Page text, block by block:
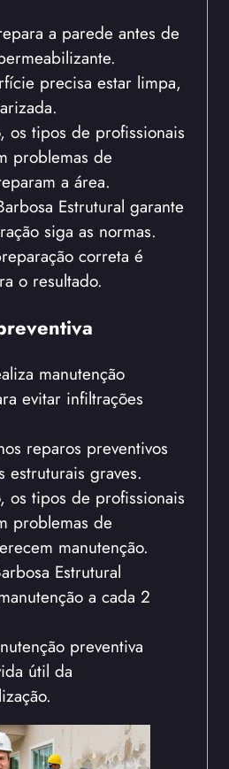
a parede antes de
precisa estar limpa,
os tipos de profissionais
problemas de
a área.
Estrutural garante
siga as normas.
correta é
o resultado.
manutenção
evitar infiltrações
reparos preventivos
estruturais graves.
os tipos de profissionais
problemas de
manutenção.
Estrutural
a cada 2
preventiva
útil da